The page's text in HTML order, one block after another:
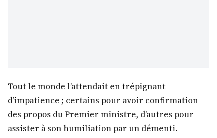
Tout le monde l’attendait en trépignant
d’impatience ; certains pour avoir confirmation
des propos du Premier ministre, d’autres pour
assister à son humiliation par un démenti.